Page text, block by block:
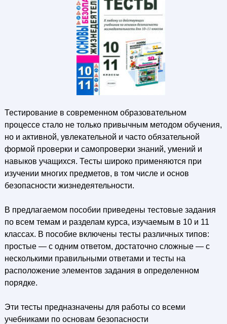
Тестирование в современном образовательном
процессе стало не только привычным методом обучения,
но и активной, увлекательной и часто обязательной
формой проверки и самопроверки знаний, умений и
навыков учащихся. Тесты широко применяются при
изучении многих предметов, в том числе и основ
безопасности жизнедеятельности.
В предлагаемом пособии приведены тестовые задания
по всем темам и разделам курса, изучаемым в 10 и 11
классах. В пособие включены тесты различных типов:
простые — с одним ответом, достаточно сложные — с
несколькими правильными ответами и тесты на
расположение элементов задания в определенном
порядке.
Эти тесты предназначены для работы со всеми
учебниками по основам безопасности